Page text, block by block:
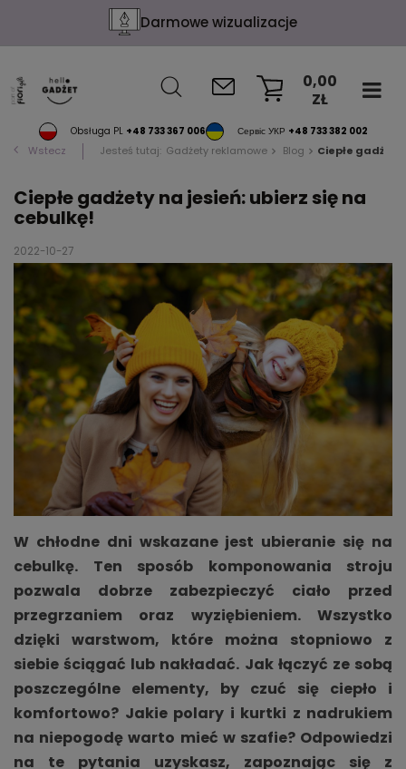
Darmowe wizualizacje
Obsługa PL +48 733 367 006 Сервіс УКР +48 733 382 002
0,00
ZŁ
Wstecz Jesteś tutaj: Gadżety reklamowe Blog Ciepłe
Ciepłe gadżety na jesień: ubierz się na
cebulkę!
2022-10-27
W chłodne dni wskazane jest ubieranie się na
cebulkę. Ten sposób komponowania stroju
pozwala dobrze zabezpieczyć ciało przed
przegrzaniem oraz wyziębieniem. Wszystko
dzięki warstwom, które można stopniowo z
siebie ściągać lub nakładać. Jak łączyć ze sobą
poszczególne elementy, by czuć się ciepło i
komfortowo? Jakie polary i kurtki z nadrukiem
na niepogodę warto mieć w szafie? Odpowiedzi
na te pytania uzyskasz, zapoznając się z